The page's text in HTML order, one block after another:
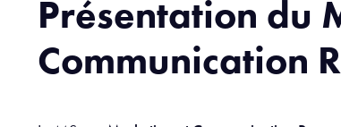
Présentation du
Communication